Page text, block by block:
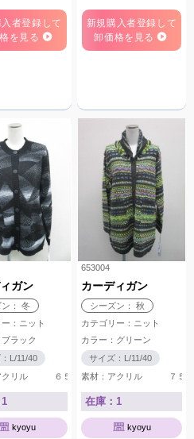
者登録して
を見る
新規購入者登録して
卸価格を見る
２５％ ナイロン １０％
ガン
ン： 冬
：ニット
ラック
L/11/40
アクリル ６５％ ウール ２５％ ナ
kyoyu
653004
カーディガン
シーズン： 秋
カテゴリー：ニット
カラー：グリーン
サイズ：L/11/40
素材：アクリル ７
在庫：1
kyoyu